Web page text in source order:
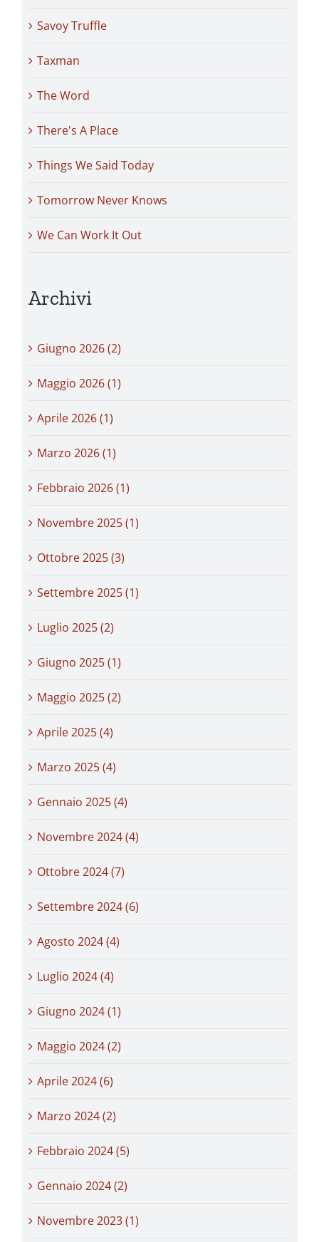
Savoy Truffle
Taxman
The Word
There's A Place
Things We Said Today
Tomorrow Never Knows
We Can Work It Out
Archivi
Giugno 2026 (2)
Maggio 2026 (1)
Aprile 2026 (1)
Marzo 2026 (1)
Febbraio 2026 (1)
Novembre 2025 (1)
Ottobre 2025 (3)
Settembre 2025 (1)
Luglio 2025 (2)
Giugno 2025 (1)
Maggio 2025 (2)
Aprile 2025 (4)
Marzo 2025 (4)
Gennaio 2025 (4)
Novembre 2024 (4)
Ottobre 2024 (7)
Settembre 2024 (6)
Agosto 2024 (4)
Luglio 2024 (4)
Giugno 2024 (1)
Maggio 2024 (2)
Aprile 2024 (6)
Marzo 2024 (2)
Febbraio 2024 (5)
Gennaio 2024 (2)
Novembre 2023 (1)